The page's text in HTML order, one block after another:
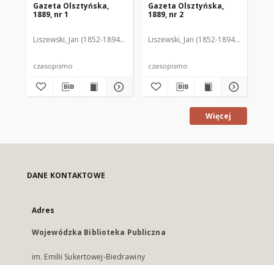
Gazeta Olsztyńska,
1889, nr 1
Liszewski, Jan (1852-1894). Red.
czasopismo
Gazeta Olsztyńska,
1889, nr 2
Liszewski, Jan (1852-1894). Red.
czasopismo
Więcej
DANE KONTAKTOWE
Adres
Wojewódzka Biblioteka Publiczna
im. Emilii Sukertowej-Biedrawiny